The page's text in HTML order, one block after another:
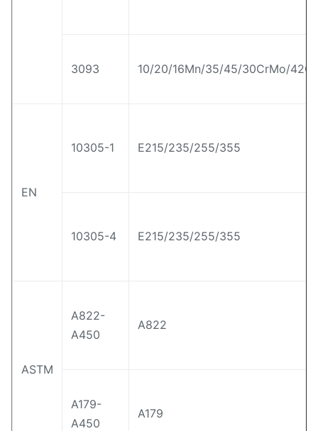
3093 10/20/16Mn/35/45/30CrMo/
EN
10305-1 E215/235/255/355
10305-4 E215/235/255/355
ASTM
A822-
A450
A822
A179-
A450
A179